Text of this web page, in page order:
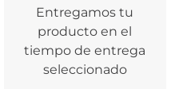
Entregamos tu
producto en el
tiempo de entrega
seleccionado